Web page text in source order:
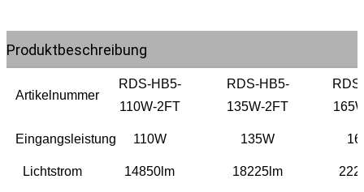
Produktbeschreibung
Artikelnummer
RDS-HB5-
110W-2FT
RDS-HB5-
135W-2FT
Eingangsleistung 110W 135W
Lichtstrom 14850lm 18225lm